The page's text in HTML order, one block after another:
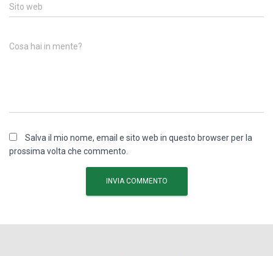
Sito web
Cosa hai in mente?
Salva il mio nome, email e sito web in questo browser per la
prossima volta che commento.